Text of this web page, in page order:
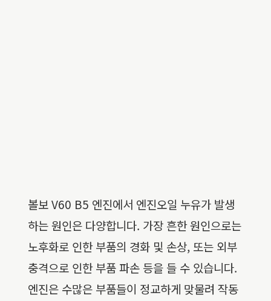
볼보 V60 B5 엔진에서 엔진오일 누유가 발생
하는 원인은 다양합니다. 가장 흔한 원인으로는
노후화로 인한 부품의 경화 및 손상, 또는 외부
충격으로 인한 부품 파손 등을 들 수 있습니다.
엔진은 수많은 부품들이 정교하게 맞물려 작동